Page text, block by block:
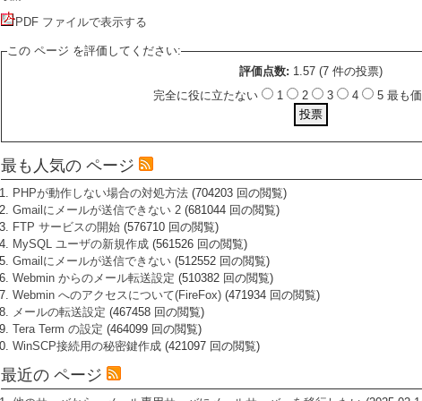
PDF ファイルで表示する
この ページ を評価してください:
評価点数: 1.57 (7 件の投票)
完全に役に立たない
1 2 3 4 5 最も
最も人気の ページ
PHPが動作しない場合の対処方法(704203 回の閲覧)
Gmailにメールが送信できない 2(681044 回の閲覧)
FTP サービスの開始(576710 回の閲覧)
MySQL ユーザの新規作成(561526 回の閲覧)
Gmailにメールが送信できない(512552 回の閲覧)
Webmin からのメール転送設定 (510382 回の閲覧)
Webmin へのアクセスについて(FireFox)(471934 回の閲覧)
メールの転送設定 (467458 回の閲覧)
Tera Term の設定 (464099 回の閲覧)
WinSCP接続用の秘密鍵作成(421097 回の閲覧)
最近の ページ